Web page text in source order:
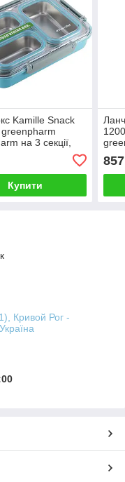
Kamille Snack
на 3 секції,
Купити
857
Кривой Рог -